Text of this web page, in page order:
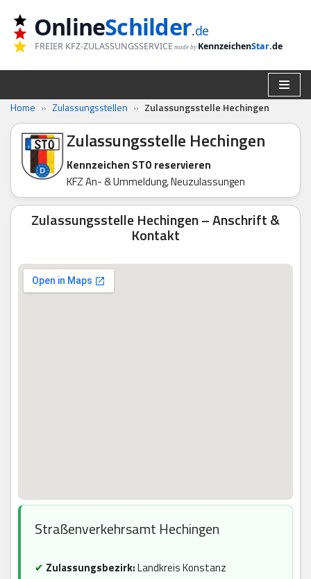
Zum
Inhalt
springen
OnlineSchilder.de
FREIER KFZ-ZULASSUNGSSERVICE made by KennzeichenStar.de
Home » Zulassungsstellen » Zulassungsstelle Hechingen
Zulassungsstelle Hechingen
Kennzeichen STO reservieren
KFZ An- & Ummeldung, Neuzulassungen
Zulassungsstelle Hechingen – Anschrift &
Kontakt
Straßenverkehrsamt Hechingen
✔ Zulassungsbezirk:Landkreis Konstanz